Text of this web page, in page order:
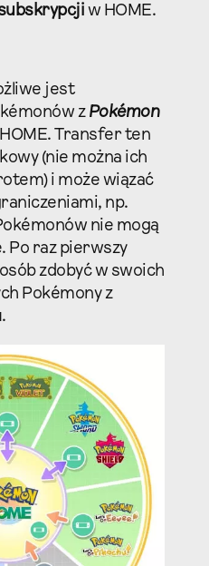
w HOME.
jest
z Pokémon
Transfer ten
(nie można ich
i może wiązać
np.
nie mogą
Po raz pierwszy
zdobyć w swoich
Pokémony z